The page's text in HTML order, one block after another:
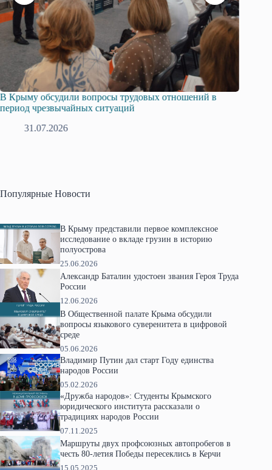
В Крыму обсудили вопросы трудовых отношений в
период чрезвычайных ситуаций
31.07.2026
Популярные Новости
В Крыму представили первое комплексное
исследование о вкладе грузин в историю
полуострова
25.06.2026
Александр Баталин удостоен звания Героя Труда
России
12.06.2026
В Общественной палате Крыма обсудили
вопросы языкового суверенитета в цифровой
среде
05.06.2026
Владимир Путин дал старт Году единства
народов России
05.02.2026
«Дружба народов»: Студенты Крымского
юридического института рассказали о
традициях народов России
07.11.2025
Маршруты двух профсоюзных автопробегов в
честь 80-летия Победы пересеклись в Керчи
15.05.2025